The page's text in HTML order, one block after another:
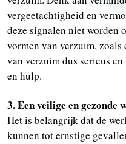
vergeetachtigheid en
deze signalen niet worden
vormen van verzuim, zoals
van verzuim dus serieus
en hulp.
3. Een veilige en gezonde
Het is belangrijk dat de
kunnen tot ernstige